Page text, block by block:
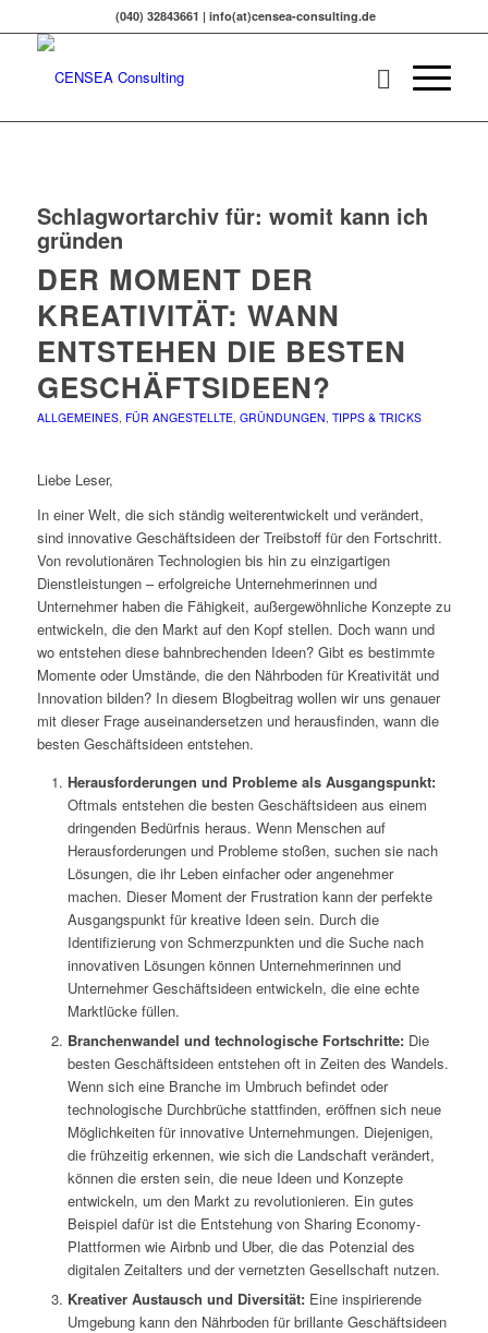
(040) 32843661 | info(at)censea-consulting.de
Schlagwortarchiv für: womit kann ich
gründen
DER MOMENT DER
KREATIVITÄT: WANN
ENTSTEHEN DIE BESTEN
GESCHÄFTSIDEEN?
ALLGEMEINES, FÜR ANGESTELLTE, GRÜNDUNGEN, TIPPS & TRICKS
Liebe Leser,
In einer Welt, die sich ständig weiterentwickelt und verändert,
sind innovative Geschäftsideen der Treibstoff für den Fortschritt.
Von revolutionären Technologien bis hin zu einzigartigen
Dienstleistungen – erfolgreiche Unternehmerinnen und
Unternehmer haben die Fähigkeit, außergewöhnliche Konzepte zu
entwickeln, die den Markt auf den Kopf stellen. Doch wann und
wo entstehen diese bahnbrechenden Ideen? Gibt es bestimmte
Momente oder Umstände, die den Nährboden für Kreativität und
Innovation bilden? In diesem Blogbeitrag wollen wir uns genauer
mit dieser Frage auseinandersetzen und herausfinden, wann die
besten Geschäftsideen entstehen.
Herausforderungen und Probleme als Ausgangspunkt:
Oftmals entstehen die besten Geschäftsideen aus einem
dringenden Bedürfnis heraus. Wenn Menschen auf
Herausforderungen und Probleme stoßen, suchen sie nach
Lösungen, die ihr Leben einfacher oder angenehmer
machen. Dieser Moment der Frustration kann der perfekte
Ausgangspunkt für kreative Ideen sein. Durch die
Identifizierung von Schmerzpunkten und die Suche nach
innovativen Lösungen können Unternehmerinnen und
Unternehmer Geschäftsideen entwickeln, die eine echte
Marktlücke füllen.
Branchenwandel und technologische Fortschritte:Die
besten Geschäftsideen entstehen oft in Zeiten des Wandels.
Wenn sich eine Branche im Umbruch befindet oder
technologische Durchbrüche stattfinden, eröffnen sich neue
Möglichkeiten für innovative Unternehmungen. Diejenigen,
die frühzeitig erkennen, wie sich die Landschaft verändert,
können die ersten sein, die neue Ideen und Konzepte
entwickeln, um den Markt zu revolutionieren. Ein gutes
Beispiel dafür ist die Entstehung von Sharing Economy-
Plattformen wie Airbnb und Uber, die das Potenzial des
digitalen Zeitalters und der vernetzten Gesellschaft nutzen.
Kreativer Austausch und Diversität:Eine inspirierende
Umgebung kann den Nährboden für brillante Geschäftsideen